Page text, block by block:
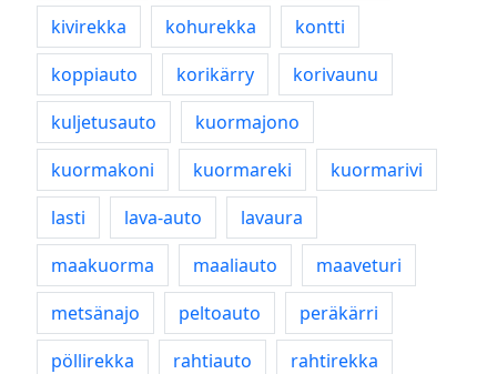
kivirekka
kohurekka
kontti
koppiauto
korikärry
korivaunu
kuljetusauto
kuormajono
kuormakoni
kuormareki
kuormarivi
lasti
lava-auto
lavaura
maakuorma
maaliauto
maaveturi
metsänajo
peltoauto
peräkärri
pöllirekka
rahtiauto
rahtirekka